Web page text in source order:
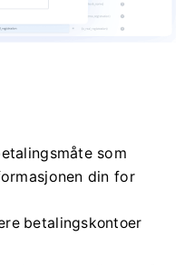
som
din for
betalingskontoer